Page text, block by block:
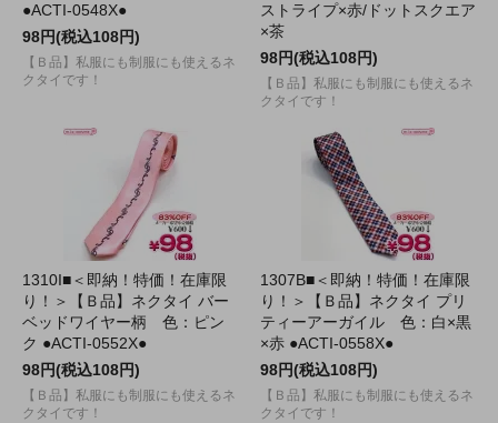
●ACTI-0548X●
98円(税込108円)
【Ｂ品】私服にも制服にも使えるネ
クタイです！
ストライプ×赤/ドットスクエア
×茶
98円(税込108円)
【Ｂ品】私服にも制服にも使えるネ
クタイです！
1310I■＜即納！特価！在庫限
り！＞【Ｂ品】ネクタイ バー
ベッドワイヤー柄 色：ピン
ク ●ACTI-0552X●
98円(税込108円)
【Ｂ品】私服にも制服にも使えるネ
クタイです！
1307B■＜即納！特価！在庫限
り！＞【Ｂ品】ネクタイ プリ
ティーアーガイル 色：白×黒
×赤 ●ACTI-0558X●
98円(税込108円)
【Ｂ品】私服にも制服にも使えるネ
クタイです！